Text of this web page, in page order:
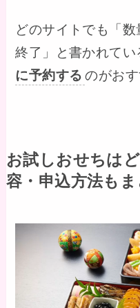
どのサイトでも「
終了」と書かれてい
に予約する のがおす
お試しおせちは
容・申込方法も